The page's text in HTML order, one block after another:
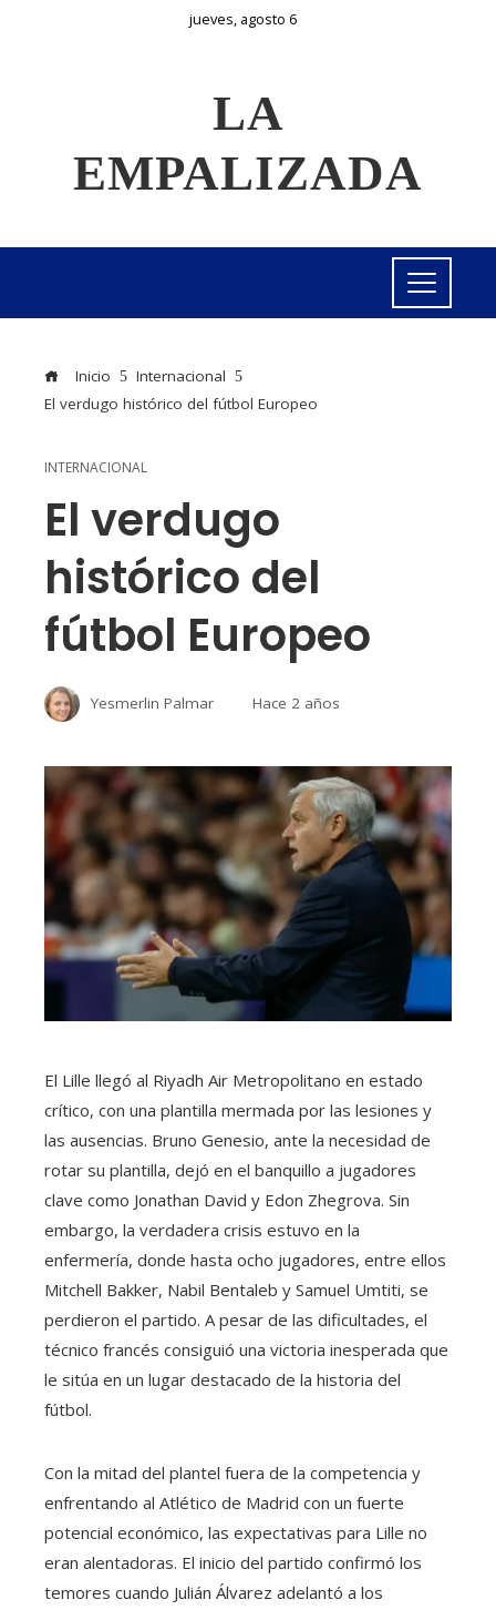
jueves, agosto 6
LA
EMPALIZADA
Inicio
Internacional
El verdugo histórico del fútbol Europeo
INTERNACIONAL
El verdugo
histórico del
fútbol Europeo
Yesmerlin Palmar Hace 2 años
El Lille llegó al Riyadh Air Metropolitano en estado
crítico, con una plantilla mermada por las lesiones y
las ausencias. Bruno Genesio, ante la necesidad de
rotar su plantilla, dejó en el banquillo a jugadores
clave como Jonathan David y Edon Zhegrova. Sin
embargo, la verdadera crisis estuvo en la
enfermería, donde hasta ocho jugadores, entre ellos
Mitchell Bakker, Nabil Bentaleb y Samuel Umtiti, se
perdieron el partido. A pesar de las dificultades, el
técnico francés consiguió una victoria inesperada que
le sitúa en un lugar destacado de la historia del
fútbol.
Con la mitad del plantel fuera de la competencia y
enfrentando al Atlético de Madrid con un fuerte
potencial económico, las expectativas para Lille no
eran alentadoras. El inicio del partido confirmó los
temores cuando Julián Álvarez adelantó a los